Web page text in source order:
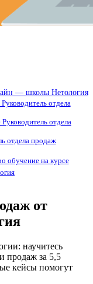
— школы Нетология
отдела
отдела
отдела продаж
обучение на курсе
от
научитесь
продаж за 5,5
кейсы помогут